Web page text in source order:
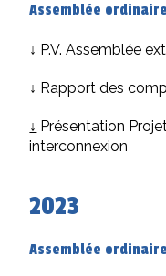
Assemblée
↓ P.V. Assemblée
↓ Rapport des
↓ Présentation
interconnexion
2023
Assemblée